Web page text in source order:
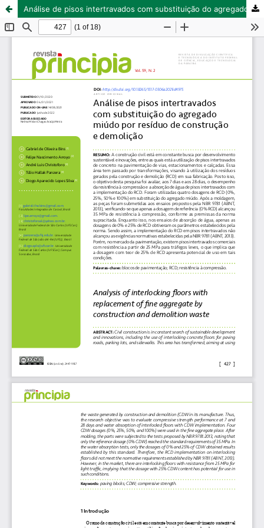
Análise de pisos intertravados com substituição do agregado miúdo por resíduo de construção e demolição